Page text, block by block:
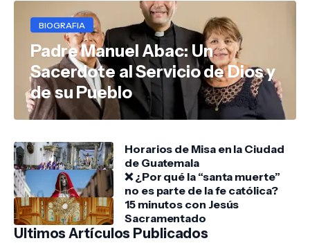
BIOGRAFIA
Padre Manuel Abac: Un
Sacerdote al Servicio de Dios y
de su Pueblo
Horarios de Misa en la Ciudad
de Guatemala
❌ ¿Por qué la “santa muerte”
no es parte de la fe católica?
15 minutos con Jesús
Sacramentado
Ultimos Artículos Publicados